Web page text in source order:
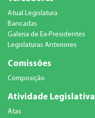
Atual Legislatura
Bancadas
Galeria de Ex-Presidentes
Legislaturas Anteriores
Comissões
Composição
Atividade Legislativa
Atas